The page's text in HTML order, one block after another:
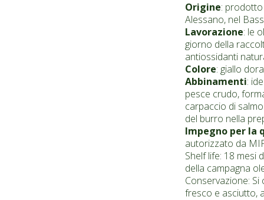
Origine: prodotto
Alessano, nel
Lavorazione: le
giorno della
antiossidanti
Colore: giallo
Abbinamenti:
pesce crudo,
carpaccio di
del burro nella
Impegno per la
autorizzato da
Shelf life: 18 mesi
della campagna
Conservazione:
fresco e asciutto,